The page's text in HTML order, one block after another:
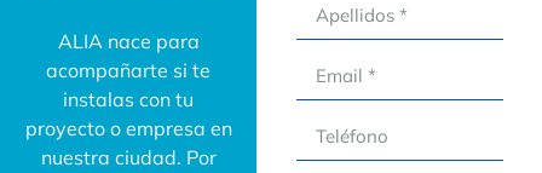
ALIA nace para
acompañarte si te
instalas con tu
proyecto o empresa en
nuestra ciudad. Por